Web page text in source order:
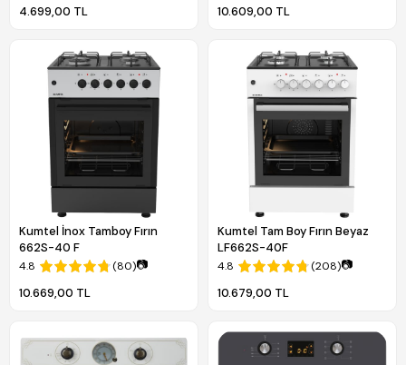
4.699,00 TL
10.609,00 TL
Kumtel İnox Tamboy Fırın
662S-40 F
4.8 (80)📷
10.669,00 TL
Kumtel Tam Boy Fırın Beyaz
LF662S-40F
4.8 (208)📷
10.679,00 TL